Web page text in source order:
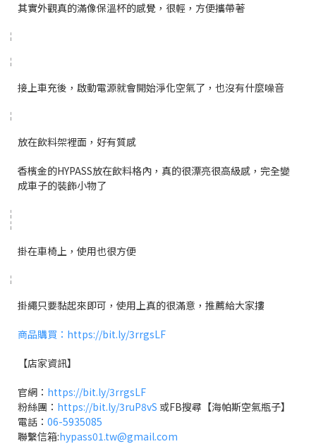
其實外觀真的滿像保溫杯的感覺，很輕，方便攜帶著
接上車充後，啟動電源就會開始淨化空氣了，也沒有什麼噪音
放在飲料架裡面，好有質感
香檳金的HYPASS放在飲料格內，真的很漂亮很高級感，完全變
成車子的裝飾小物了
掛在車椅上，使用也很方便
掛繩只要黏起來即可，使用上真的很滿意，推薦給大家摟
商品購買：https://bit.ly/3rrgsLF
【店家資訊】
官網： https://bit.ly/3rrgsLF
粉絲團： https://bit.ly/3ruP8vS 或FB搜尋【海帕斯空氣瓶子】
電話： 06-5935085
聯繫信箱:hypass01.tw@gmail.com